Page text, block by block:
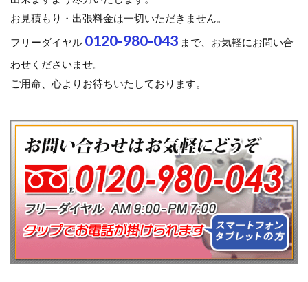
お見積もり・出張料金は一切いただきません。
フリーダイヤル 0120-980-043 まで、お気軽にお問い合
わせくださいませ。
ご用命、心よりお待ちいたしております。